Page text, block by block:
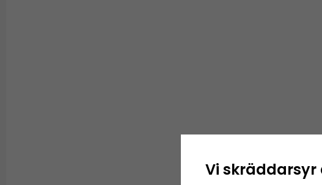
Vi skräddarsyr